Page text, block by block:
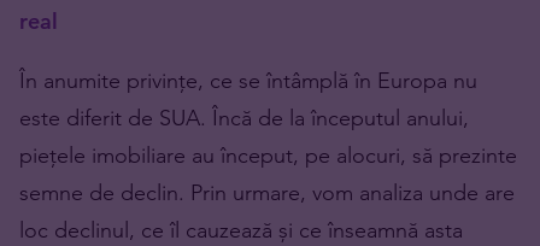
real
În anumite privințe, ce se întâmplă în Europa nu
este diferit de SUA. Încă de la începutul anului,
piețele imobiliare au început, pe alocuri, să prezinte
semne de declin. Prin urmare, vom analiza unde are
loc declinul, ce îl cauzează și ce înseamnă asta